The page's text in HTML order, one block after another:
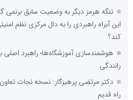
تنگه هرمز دیگر به وضعیت سابق برنمی
این آبراه راهبردی را به دال مرکزی نظم
کند؟
هوشمندسازی آموزشگاه‌ها؛ راهبرد
رانندگی
دکتر مرتضی پرهیزگار: نسخه نجات
راه قدیم